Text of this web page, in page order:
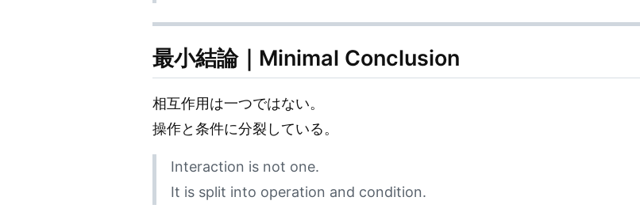
最小結論｜Minimal Conclusion
相互作用は一つではない。
操作と条件に分裂している。
Interaction is not one.
It is split into operation and condition.